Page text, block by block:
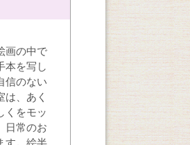
画の中で
本を写し
信のない
は、あく
くをモッ
日常のお
す。絵半